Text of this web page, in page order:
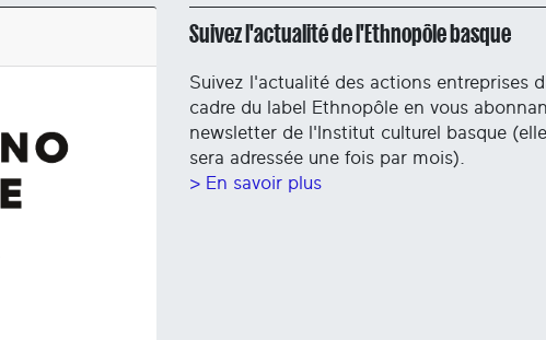
Suivez l'actualité de l'Ethnopôle basque
Suivez l'actualité des actions entreprises
cadre du label Ethnopôle en vous
newsletter de l'Institut culturel basque
sera adressée une fois par mois).
> En savoir plus